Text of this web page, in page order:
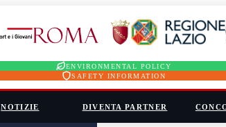
ENVIRONMENTAL POLICY
SAFETY INFORMATION
NOTIZIE DIVENTA PARTNER